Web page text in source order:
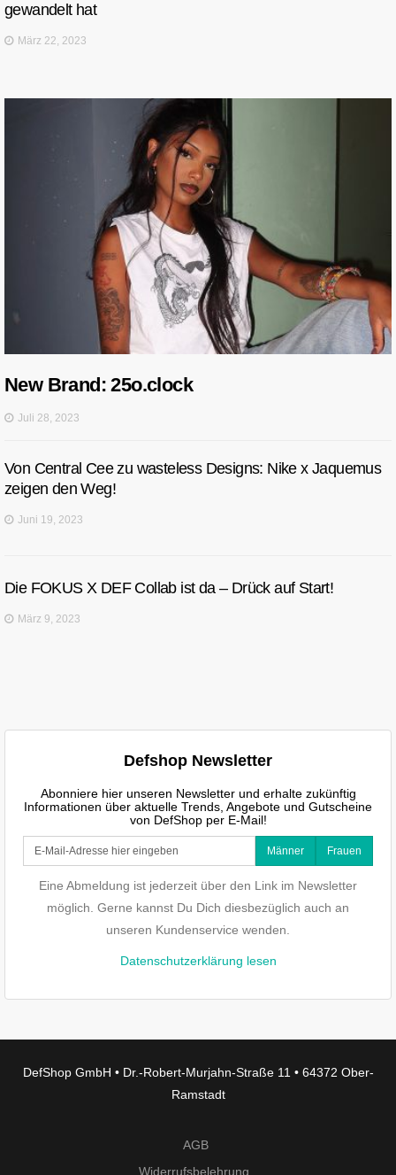
gewandelt hat
März 22, 2023
New Brand: 25o.clock
Juli 28, 2023
Von Central Cee zu wasteless Designs: Nike x Jaquemus
zeigen den Weg!
Juni 19, 2023
Die FOKUS X DEF Collab ist da – Drück auf Start!
März 9, 2023
Defshop Newsletter
Abonniere hier unseren Newsletter und erhalte zukünftig
Informationen über aktuelle Trends, Angebote und Gutscheine
von DefShop per E-Mail!
Männer Frauen
Eine Abmeldung ist jederzeit über den Link im Newsletter
möglich. Gerne kannst Du Dich diesbezüglich auch an
unseren Kundenservice wenden.
Datenschutzerklärung lesen
DefShop GmbH • Dr.-Robert-Murjahn-Straße 11 • 64372 Ober-
Ramstadt
AGB
Widerrufsbelehrung